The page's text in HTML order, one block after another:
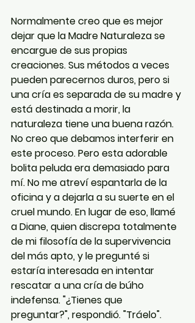
Normalmente creo que es mejor
dejar que la Madre Naturaleza se
encargue de sus propias
creaciones. Sus métodos a veces
pueden parecernos duros, pero si
una cría es separada de su madre y
está destinada a morir, la
naturaleza tiene una buena razón.
No creo que debamos interferir en
este proceso. Pero esta adorable
bolita peluda era demasiado para
mí. No me atreví espantarla de la
oficina y a dejarla a su suerte en el
cruel mundo. En lugar de eso, llamé
a Diane, quien discrepa totalmente
de mi filosofía de la supervivencia
del más apto, y le pregunté si
estaría interesada en intentar
rescatar a una cría de búho
indefensa. "¿Tienes que
preguntar?", respondió. "Tráelo".